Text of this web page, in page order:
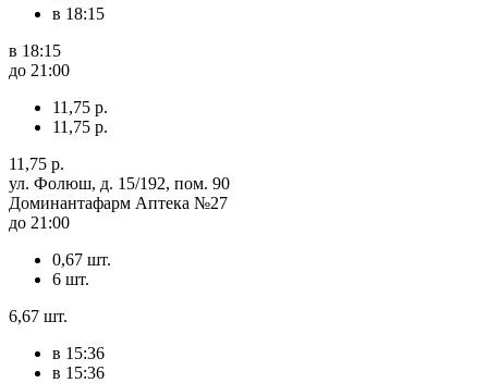
в 18:15
в 18:15
до 21:00
11,75 р.
11,75 р.
11,75 р.
ул. Фолюш, д. 15/192, пом. 90
Доминантафарм Аптека №27
до 21:00
0,67 шт.
6 шт.
6,67 шт.
в 15:36
в 15:36